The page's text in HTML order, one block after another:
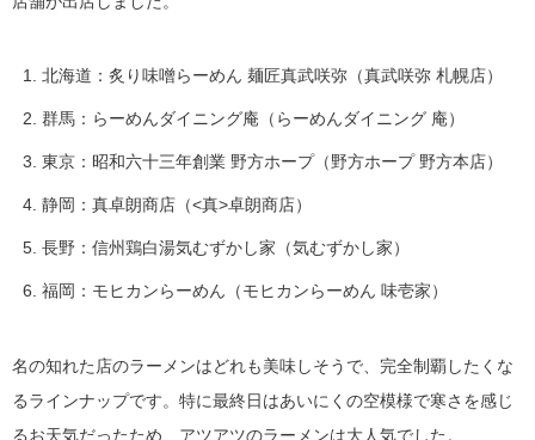
北海道：炙り味噌らーめん 麺匠真武咲弥（真武咲弥 札幌店）
群馬：らーめんダイニング庵（らーめんダイニング 庵）
東京：昭和六十三年創業 野方ホープ（野方ホープ 野方本店）
静岡：真卓朗商店（<真>卓朗商店）
長野：信州鶏白湯気むずかし家（気むずかし家）
福岡：モヒカンらーめん（モヒカンらーめん 味壱家）
名の知れた店のラーメンはどれも美味しそうで、完全制覇したくな
るラインナップです。特に最終日はあいにくの空模様で寒さを感じ
るお天気だったため、アツアツのラーメンは大人気でした。